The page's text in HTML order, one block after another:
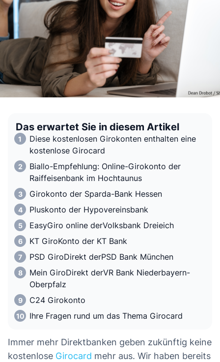
Das erwartet Sie in diesem Artikel
Diese kostenlosen Girokonten enthalten eine
kostenlose Girocard
Biallo-Empfehlung: Online-Girokonto der
Raiffeisenbank im Hochtaunus
Girokonto der Sparda-Bank Hessen
Pluskonto der Hypovereinsbank
EasyGiro online derVolksbank Dreieich
KT GiroKonto der KT Bank
PSD GiroDirekt derPSD Bank München
Mein GiroDirekt derVR Bank Niederbayern-
Oberpfalz
C24 Girokonto
Ihre Fragen rund um das Thema Girocard
Immer mehr Direktbanken geben zukünftig keine
kostenlose Girocard mehr aus. Wir haben bereits